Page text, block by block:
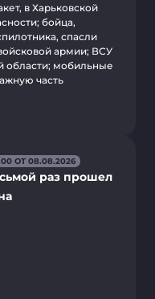
в Харьковской
бойца,
спасли
армии; ВСУ
области; мобильные
часть
ОТ 08.08.2026
раз прошел